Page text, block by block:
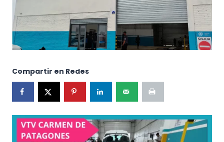
Compartir en Redes